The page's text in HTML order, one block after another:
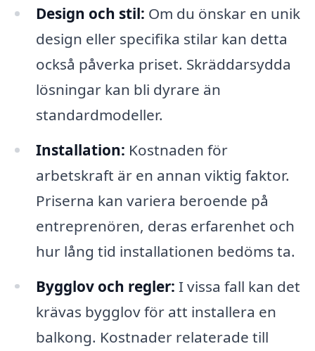
Design och stil: Om du önskar en unik
design eller specifika stilar kan detta
också påverka priset. Skräddarsydda
lösningar kan bli dyrare än
standardmodeller.
Installation: Kostnaden för
arbetskraft är en annan viktig faktor.
Priserna kan variera beroende på
entreprenören, deras erfarenhet och
hur lång tid installationen bedöms ta.
Bygglov och regler: I vissa fall kan det
krävas bygglov för att installera en
balkong. Kostnader relaterade till